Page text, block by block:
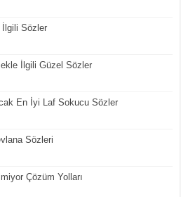
İlgili Sözler
İlgili Güzel Sözler
En İyi Laf Sokucu Sözler
Sözleri
Çözüm Yolları